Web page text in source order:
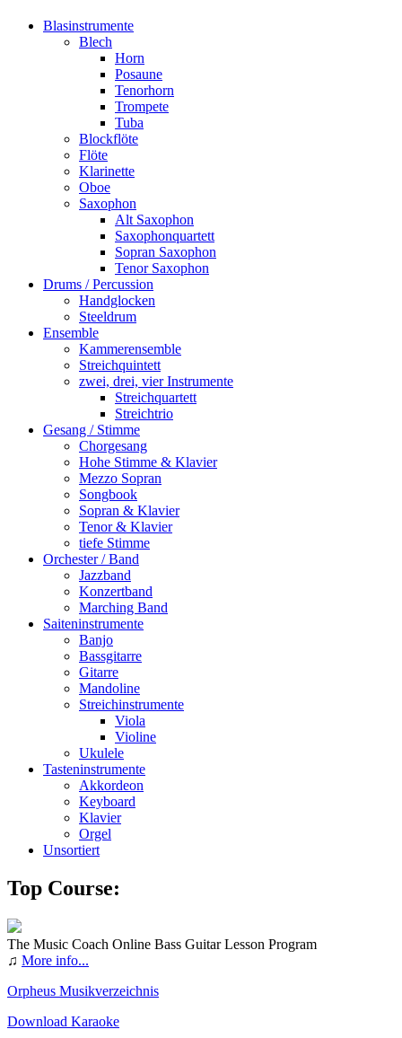
Blasinstrumente
Blech
Horn
Posaune
Tenorhorn
Trompete
Tuba
Blockflöte
Flöte
Klarinette
Oboe
Saxophon
Alt Saxophon
Saxophonquartett
Sopran Saxophon
Tenor Saxophon
Drums / Percussion
Handglocken
Steeldrum
Ensemble
Kammerensemble
Streichquintett
zwei, drei, vier Instrumente
Streichquartett
Streichtrio
Gesang / Stimme
Chorgesang
Hohe Stimme & Klavier
Mezzo Sopran
Songbook
Sopran & Klavier
Tenor & Klavier
tiefe Stimme
Orchester / Band
Jazzband
Konzertband
Marching Band
Saiteninstrumente
Banjo
Bassgitarre
Gitarre
Mandoline
Streichinstrumente
Viola
Violine
Ukulele
Tasteninstrumente
Akkordeon
Keyboard
Klavier
Orgel
Unsortiert
Top Course:
The Music Coach Online Bass Guitar Lesson Program
♫ More info...
Orpheus Musikverzeichnis
Download Karaoke